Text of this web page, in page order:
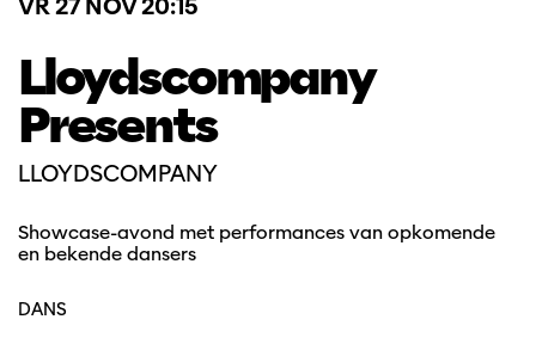
Lloydscompany
Presents
LLOYDSCOMPANY
VR 27 NOV20:15
Showcase-avond met performances van opkomende
en bekende dansers
DANS